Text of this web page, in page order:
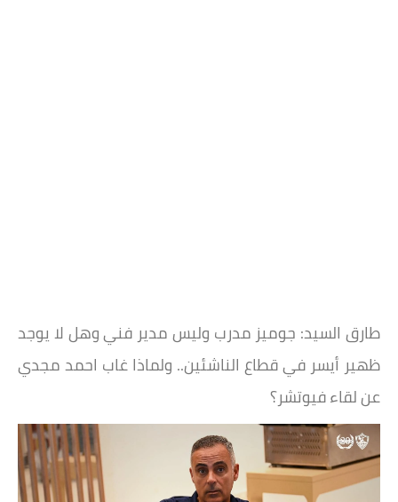
طارق السيد: جوميز مدرب وليس مدير فني وهل لا يوجد
ظهير أيسر في قطاع الناشئين.. ولماذا غاب احمد مجدي
عن لقاء فيوتشر؟